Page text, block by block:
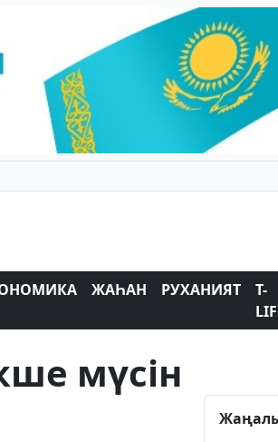
ЖАҺАН РУХАНИЯТ
T-
мүсін